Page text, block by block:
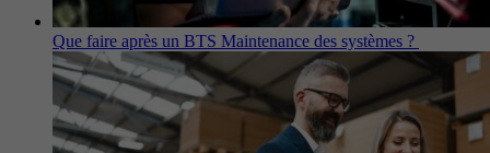
Que faire après un BTS Maintenance des systèmes ?